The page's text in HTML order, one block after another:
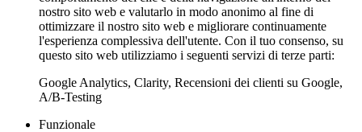
nostro sito web e valutarlo in modo anonimo al fine di
ottimizzare il nostro sito web e migliorare continuamente
l'esperienza complessiva dell'utente. Con il tuo consenso, su
questo sito web utilizziamo i seguenti servizi di terze parti:
Google Analytics, Clarity, Recensioni dei clienti su Google,
A/B-Testing
Funzionale